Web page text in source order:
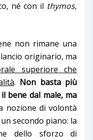
né con il thymos,
non rimane una
originario, ma
superiore che
. Non basta più
bene dal male, ma
nozione di volontà
secondo piano: la
dello sforzo di